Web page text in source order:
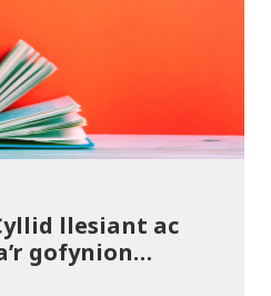
llesiant ac
gofynion